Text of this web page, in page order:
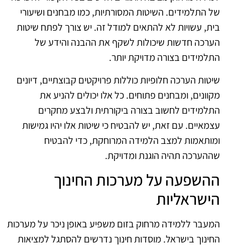
של התלמידים. השיטות המסורתיות, כמו מבחנים ושיעורי
בית, עשויות לא להתאים למודל זה. יש צורך לפתח שיטות
הערכה חדשות שיכולות לשקף את ההבנה והידע של
התלמידים בצורה מדויקת יותר.
שיטות הערכה חלופיות כוללות פרויקטים קבוצתיים, דיונים
מקוונים, ומבחנים פתוחים. כל אלו יכולים להניע את
התלמידים לחשוב בצורה ביקורתית ולבצע מחקרים
עצמאיים. עם זאת, יש להבטיח כי שיטות אלו יהיו גמישות
ומותאמות למצב הלמידה המרוחקת, כדי להבטיח
שההערכה תהיה הוגנת ומדויקת.
ההשפעה על מערכות החינוך
הישראליות
המעבר ללמידה מרחוק בזום משפיע באופן ניכר על מערכות
החינוך בישראל. מוסדות חינוך נדרשים להסתגל למציאות